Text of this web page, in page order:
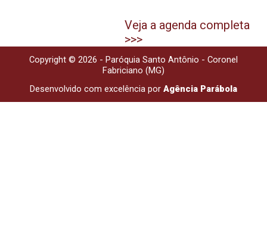
Veja a agenda completa
>>>
Copyright © 2026 - Paróquia Santo Antônio - Coronel
Fabriciano (MG)
Desenvolvido com excelência por Agência Parábola